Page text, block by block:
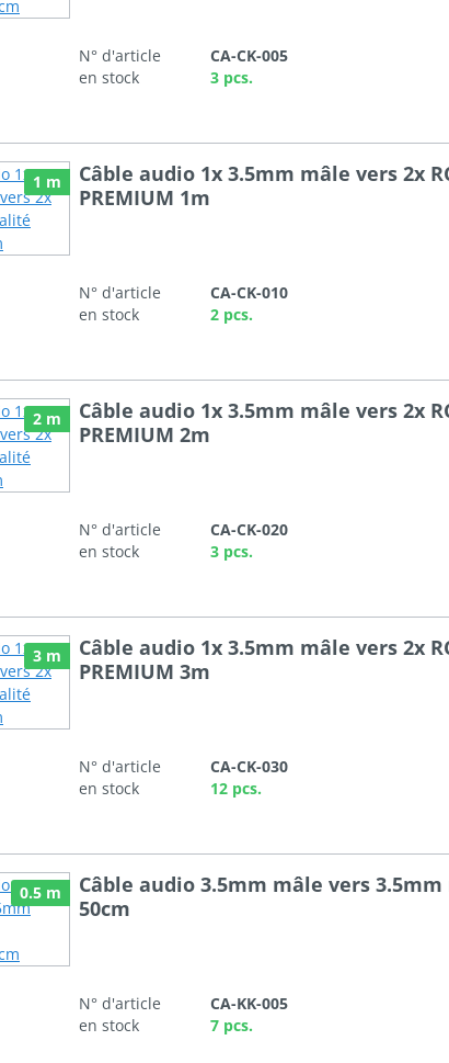
N° d'article
CA-CK-005
en stock
3 pcs.
1 m
Câble audio 1x 3.5mm mâle vers 2x
PREMIUM 1m
N° d'article
CA-CK-010
en stock
2 pcs.
2 m
Câble audio 1x 3.5mm mâle vers 2x
PREMIUM 2m
N° d'article
CA-CK-020
en stock
3 pcs.
3 m
Câble audio 1x 3.5mm mâle vers 2x
PREMIUM 3m
N° d'article
CA-CK-030
en stock
12 pcs.
0.5 m
Câble audio 3.5mm mâle vers
50cm
N° d'article
CA-KK-005
en stock
7 pcs.